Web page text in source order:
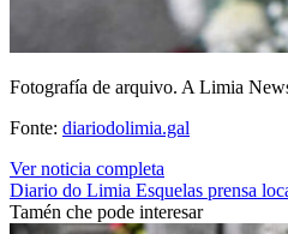
Fotografía de arquivo. A Limia
Fonte: diariodolimia.gal
Ver noticia completa
Diario do Limia Esquelas prensa
Tamén che pode interesar